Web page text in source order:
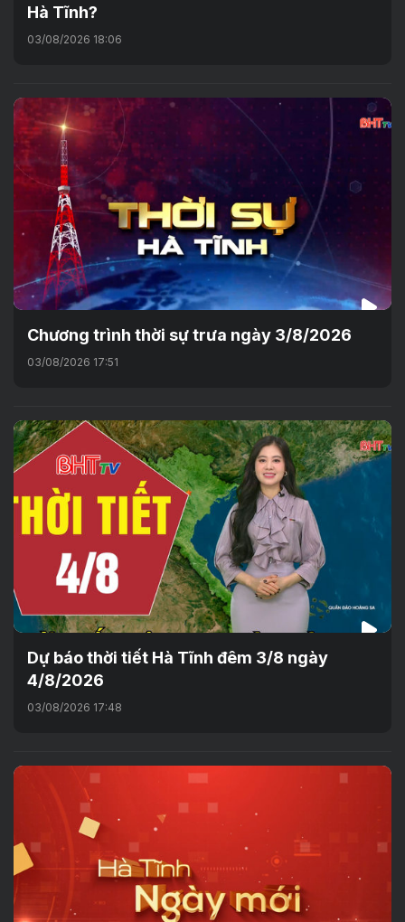
Hà Tĩnh?
03/08/2026 18:06
Chương trình thời sự trưa ngày 3/8/2026
03/08/2026 17:51
Dự báo thời tiết Hà Tĩnh đêm 3/8 ngày
4/8/2026
03/08/2026 17:48